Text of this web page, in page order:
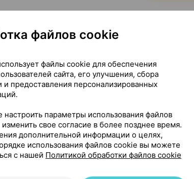
еще файлов cookie
файлы cookie для обеспечения
сайта, его улучшения, сбора
и предоставления персонализированных
параметры использования файлов
свое согласие в более позднее время.
дополнительной информации о целях,
использования файлов cookie вы можете
с нашей Политикой обработки файлов cookie